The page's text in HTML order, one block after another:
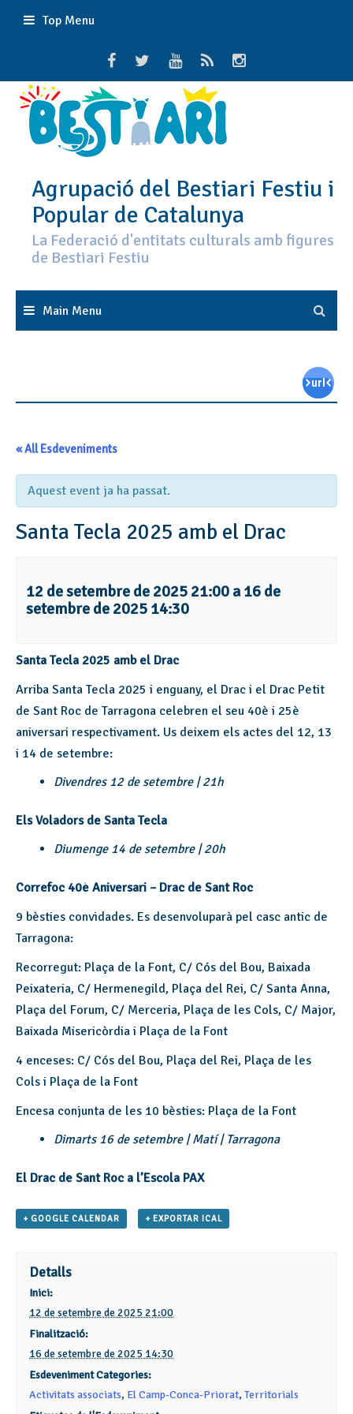
Top Menu
Agrupació del Bestiari Festiu i
Popular de Catalunya
La Federació d'entitats culturals amb figures
de Bestiari Festiu
Main Menu
« All Esdeveniments
Aquest event ja ha passat.
Santa Tecla 2025 amb el Drac
12 de setembre de 2025 21:00 a16 de
setembre de 2025 14:30
Santa Tecla 2025 amb el Drac
Arriba Santa Tecla 2025 i enguany, el Drac i el Drac Petit
de Sant Roc de Tarragona celebren el seu 40è i 25è
aniversari respectivament. Us deixem els actes del 12, 13
i 14 de setembre:
Divendres 12 de setembre | 21h
Els Voladors de Santa Tecla
Diumenge 14 de setembre | 20h
Correfoc 40è Aniversari – Drac de Sant Roc
9 bèsties convidades. Es desenvoluparà pel casc antic de
Tarragona:
Recorregut: Plaça de la Font, C/ Cós del Bou, Baixada
Peixateria, C/ Hermenegild, Plaça del Rei, C/ Santa Anna,
Plaça del Forum, C/ Merceria, Plaça de les Cols, C/ Major,
Baixada Misericòrdia i Plaça de la Font
4 enceses: C/ Cós del Bou, Plaça del Rei, Plaça de les
Cols i Plaça de la Font
Encesa conjunta de les 10 bèsties: Plaça de la Font
Dimarts 16 de setembre | Matí | Tarragona
El Drac de Sant Roc a l’Escola PAX
+ GOOGLE CALENDAR + EXPORTAR ICAL
Detalls
Inici:
12 de setembre de 2025 21:00
Finalització:
16 de setembre de 2025 14:30
Esdeveniment Categories:
Activitats associats, El Camp-Conca-Priorat,Territorials